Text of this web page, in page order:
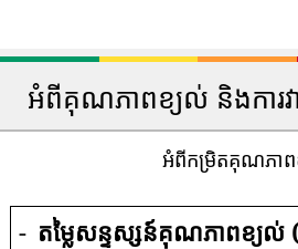
អំពីគុណភាពខ្យល់ និងការវ
អំពីកម្រិតគុណភា
- តម្លៃសន្ទស្សន៍គុណភាពខ្យល់